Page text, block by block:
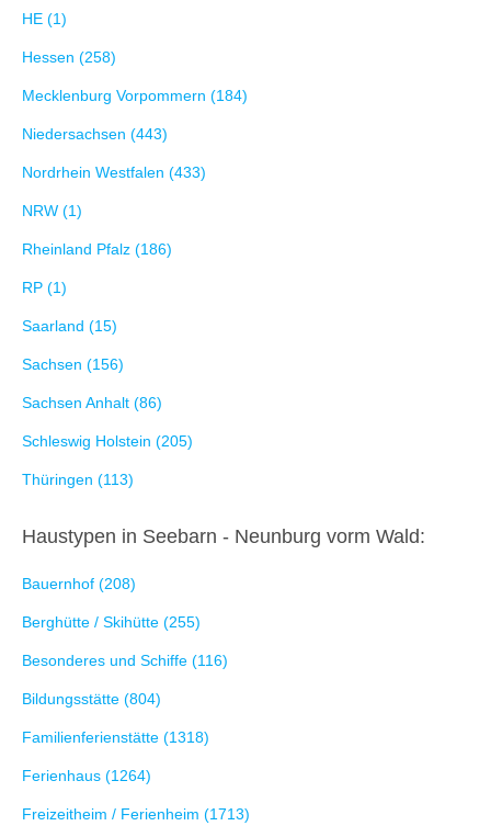
HE (1)
Hessen (258)
Mecklenburg Vorpommern (184)
Niedersachsen (443)
Nordrhein Westfalen (433)
NRW (1)
Rheinland Pfalz (186)
RP (1)
Saarland (15)
Sachsen (156)
Sachsen Anhalt (86)
Schleswig Holstein (205)
Thüringen (113)
Haustypen in Seebarn - Neunburg vorm Wald:
Bauernhof (208)
Berghütte / Skihütte (255)
Besonderes und Schiffe (116)
Bildungsstätte (804)
Familienferienstätte (1318)
Ferienhaus (1264)
Freizeitheim / Ferienheim (1713)